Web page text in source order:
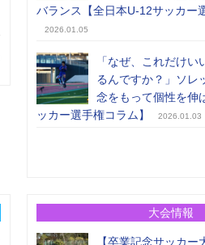
バランス【全日本U-12サッカー
2026.01.05
「なぜ、これだけい
るんですか？」ソレ
念をもって個性を伸
ッカー選手権コラム】
2026.01.03
大会情報
【卒業記念サッカ